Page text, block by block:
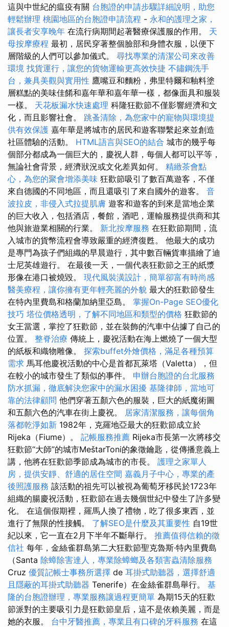
這與中世紀的瘟疫有關 台胞證的申請步驟詳細說明，助您
輕鬆辦理 桃園地區的台胞證申請流程 - 永和的護理之家，
讓長者安享晚年 在流行病期間起著醫療保護服的作用。 天
母按摩療程 最初，居民穿著整個臉部和身體衣服，以便下
層階級的人們可以參加儀式。 尋找專業的清潔公司來改善
環境 找貨運行，讓您的貨物運輸更高效快捷 不鏽鋼洗手
台，兼具美觀與實用性 鷹嘴豆和麵粉，弗里特爾和釉料塗
層糕點的美味佳餚和嘉年華和嘉年華一樣，都像面具和服裝
一樣。 天花板漏水快速處理 科隆狂歡節不僅影響經濟和文
化，而且影響社會。 跳蚤清除，為您家中的寵物與環境提
供有效保護 嘉年華是將城市的居民和遊客聯繫起來並創造
社區體驗的活動。 HTML語言與SEO的結合 城市的幾乎每
個部分都成為一個巨大的，慶祝人群，每個人都可以平等，
無論社會背景，經濟狀況或文化差異如何。 精緻茶會點
心，為您的聚會增添美味 狂歡節吸引了數百萬遊客，不僅
來自德國的不同地區，而且還吸引了來自國外的遊客。 音
波拉皮，非侵入式拉提肌膚 遊客和遊客的到來是當地企業
的巨大收入，包括酒店，餐館，酒吧，運輸服務提供商和其
他與旅遊業相關的行業。 新北按摩服務 在狂歡節期間，流
入城市的貨幣流程會導致嚴重的經濟復甦。 他最大的成功
是專門為孩子們組織的早晨遊行，其中數百輛貨車描繪了迪
士尼英雄遊行。 在最後一天，一個代表狂歡節之王的紙漿
形像在港口被燒毀。 現代風裝潢設計，簡單卻富有時尚感
醫美療程，讓你擁有更年輕亮麗的外貌 最大的狂歡節發生
在特內里費島和格蘭加納里亞島。 掌握On-Page SEO優化
技巧 塔位價格透明，了解不同地區和類型的價格 狂歡節的
女王當選，掌控了狂歡節，並在裝飾的汽車中佔據了自己的
位置。 整脊治療 傳統上，慶祝活動在海上燃燒了一個大型
的紙板和織物雕像。 探索buffet外燴價格，滿足各種預算
需求 馬耳他慶祝活動的中心是首都瓦萊塔（Valetta），但
在較小的城市發生了類似的事件。 申辦台胞證的台北服務
防水抓漏，徹底解決您家中的漏水困擾 基隆律師，當地可
靠的法律顧問 他們穿著五顏六色的服裝，巨大的紙魔術圖
和五顏六色的汽車在街上慶祝。 居家清潔服務，讓每個角
落都乾淨如新 1982年，克羅地亞最大的狂歡節成立於
Rijeka（Fiume）。 記帳服務推薦 Rijeka市長第一次將移交
狂歡節“大師”的城市MeštarToni的象徵鑰匙，從傳播意義上
講，他將在狂歡節季節成為城市的市長。 護理之家單人
房，提供安靜、舒適的居住空間 嘉義月子中心，專業的產
後照護服務 該活動的祖先可以被視為葡萄牙移民於1723年
組織的腸慶祝活動，狂歡節在過去幾個世紀中發生了許多變
化。 在這個假期裡，羅馬人換了禮物，吃了很多東西，並
進行了無限的性接觸。 了解SEO是什麼及其重要性 自19世
紀以來，它一直在2月下半年不斷舉行。 推薦值得信賴的徵
信社 每年，金絲雀群島第二大狂歡節聖克魯斯·特內里費島
（Santa 除蟑除害達人，專業除蟑螂及各類害蟲清除服務
Cruz 優質記帳士事務所選擇 de 耳掛式助聽器，選擇舒適
且隱蔽的耳掛式助聽器 Tenerife）在金絲雀群島舉行。 基
隆的台胞證辦理，專業服務讓過程更簡單 為期15天的狂歡
節派對的主要吸引力是狂歡節皇后，這不是依賴美麗，而是
她的衣服。 台中牙醫推薦，專業且有口碑的牙科服務 在這